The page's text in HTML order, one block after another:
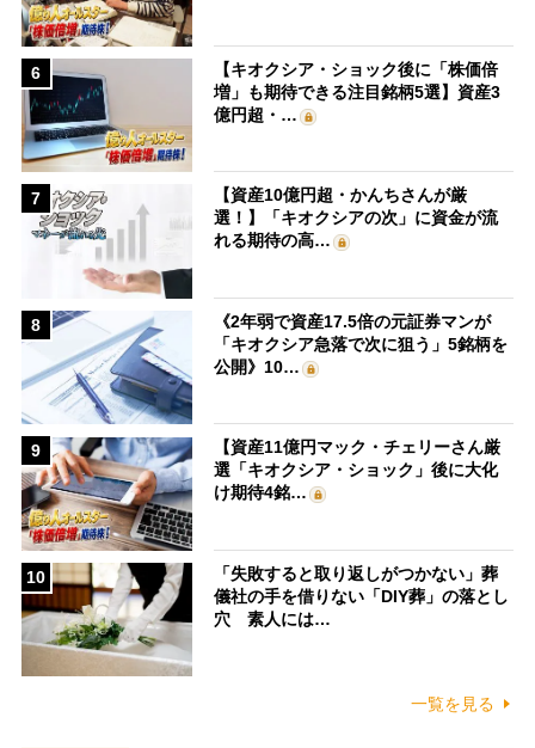
6
【キオクシア・ショック後に「株価倍
増」も期待できる注目銘柄5選】資産3
億円超・…
7
【資産10億円超・かんちさんが厳
選！】「キオクシアの次」に資金が流
れる期待の高…
8
《2年弱で資産17.5倍の元証券マンが
「キオクシア急落で次に狙う」5銘柄を
公開》10…
9
【資産11億円マック・チェリーさん厳
選「キオクシア・ショック」後に大化
け期待4銘…
10
「失敗すると取り返しがつかない」葬
儀社の手を借りない「DIY葬」の落とし
穴 素人には…
一覧を見る